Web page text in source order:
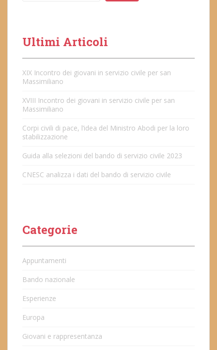
Ultimi Articoli
XIX Incontro dei giovani in servizio civile per san
Massimiliano
XVIII Incontro dei giovani in servizio civile per san
Massimiliano
Corpi civili di pace, l’idea del Ministro Abodi per la loro
stabilizzazione
Guida alla selezioni del bando di servizio civile 2023
CNESC analizza i dati del bando di servizio civile
Categorie
Appuntamenti
Bando nazionale
Esperienze
Europa
Giovani e rappresentanza